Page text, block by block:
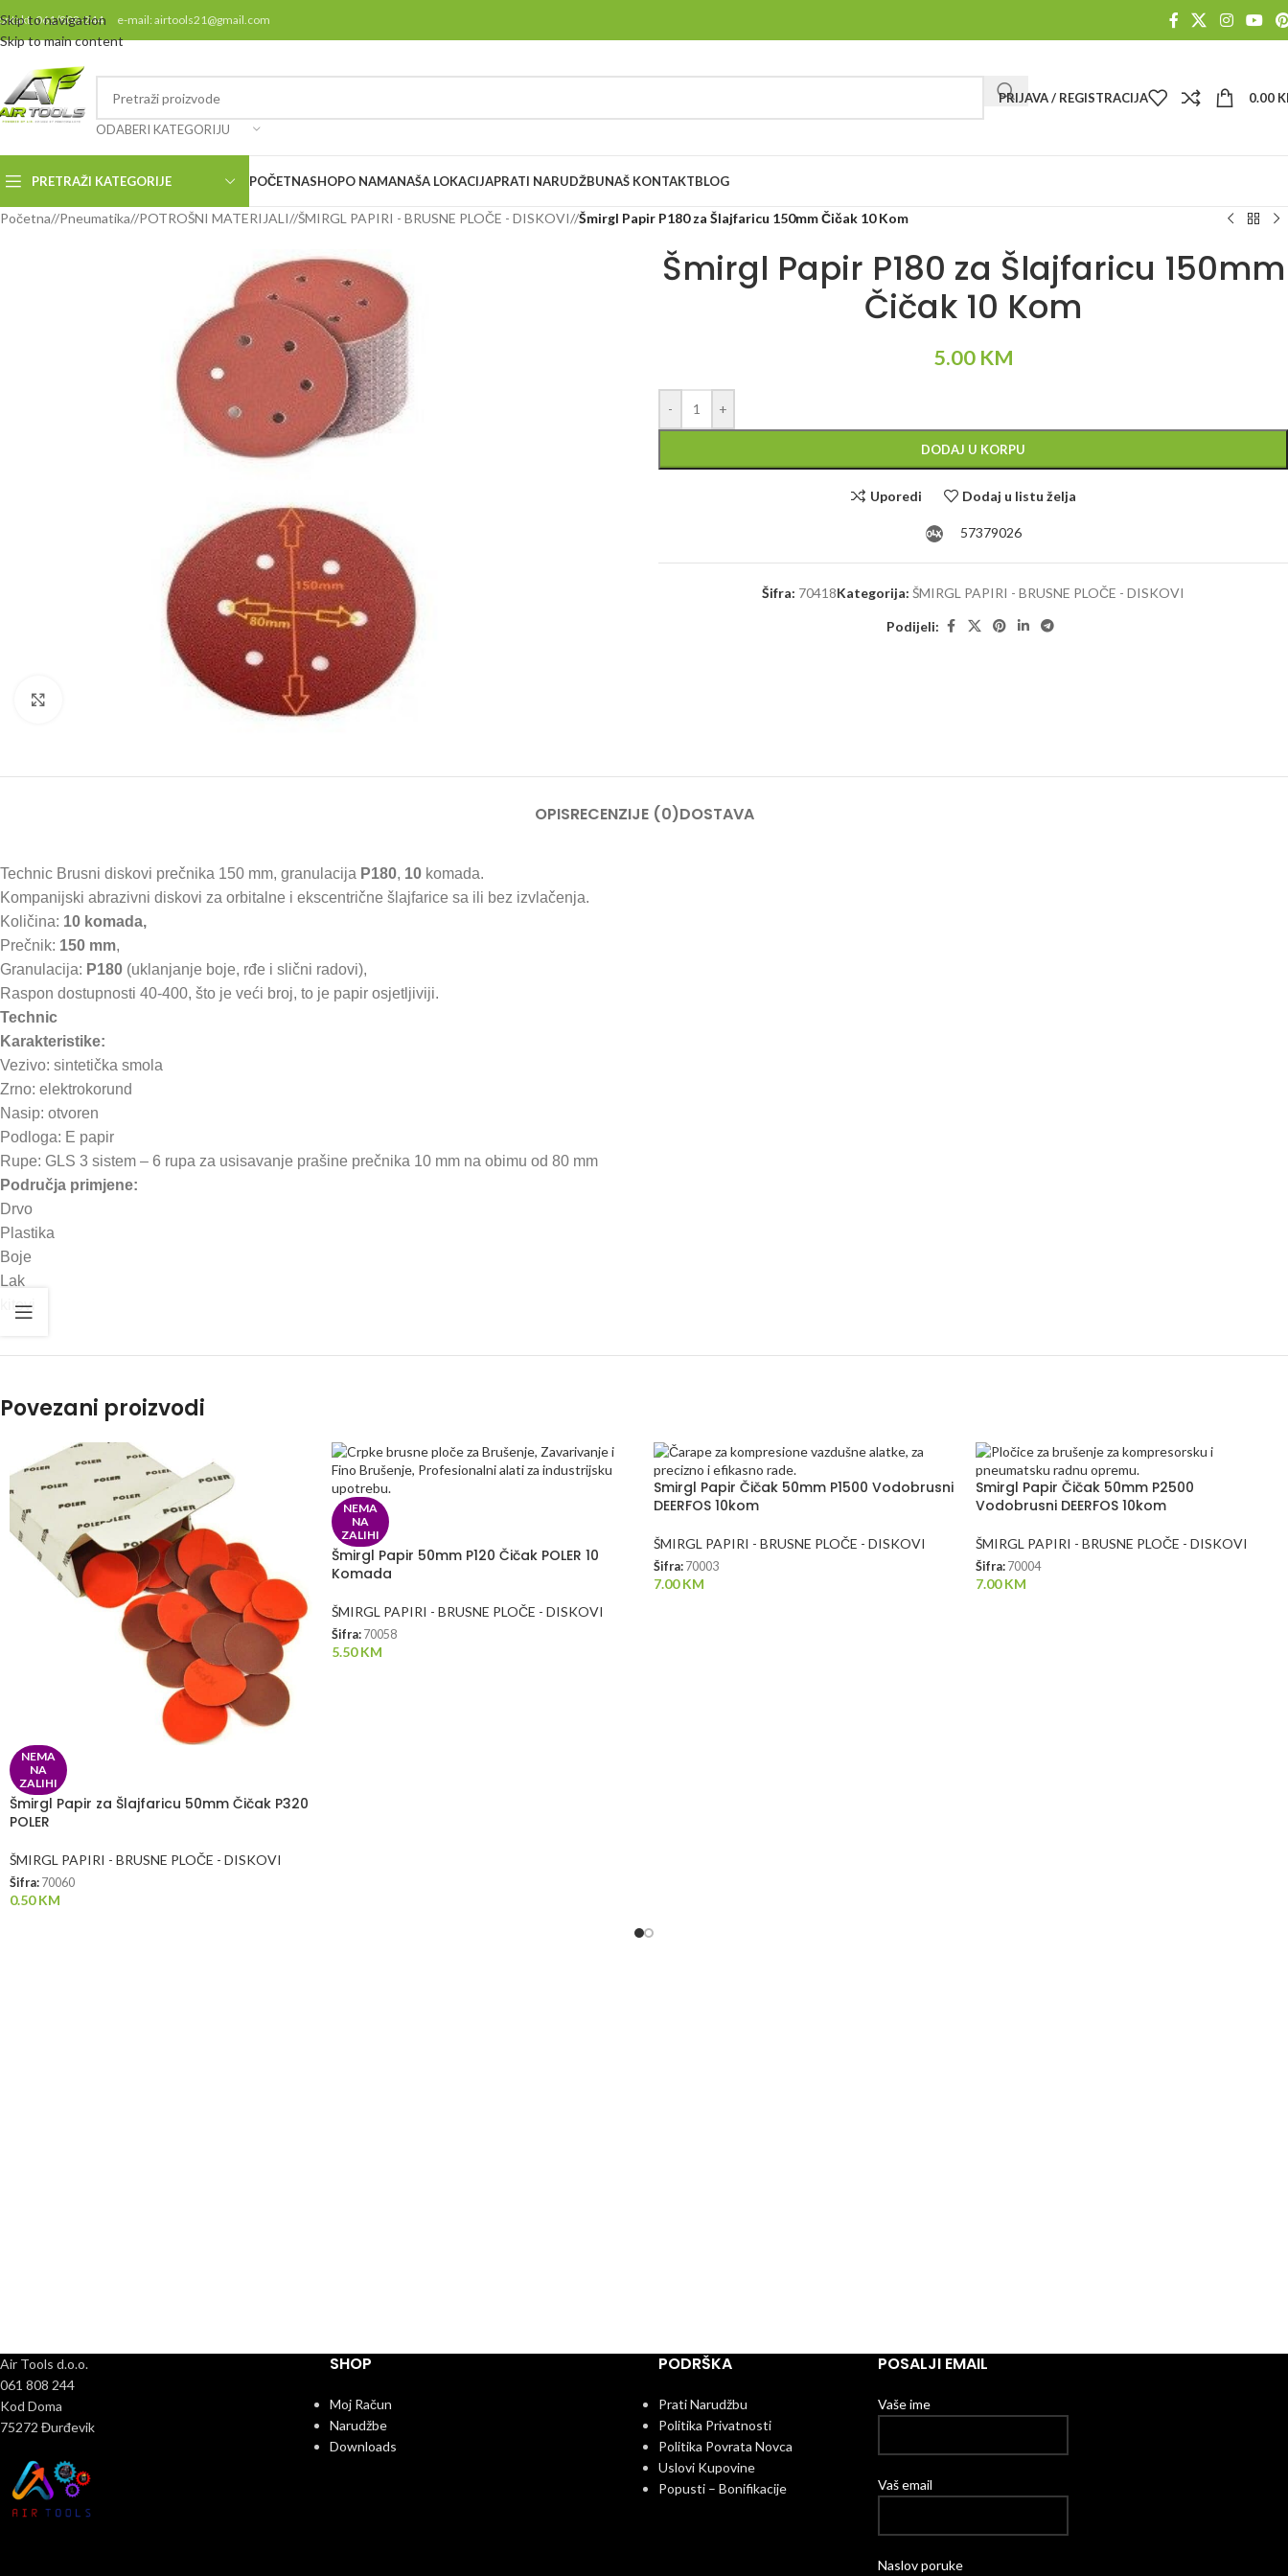
Skip to navigation
Skip to main content
061/808-244 e-mail: airtools21@gmail.com
ODABERI KATEGORIJU
PRIJAVA / REGISTRACIJA 0.00
PRETRAŽI KATEGORIJE POČETNASHOPO NAMANAŠA LOKACIJAPRATI NARUDŽBUNAŠ KONTAKTBLOG
Početna/ Pneumatika/ POTROŠNI MATERIJALI/ ŠMIRGL PAPIRI - BRUSNE PLOČE - DISKOVI/ Šmirgl Papir P180 za Šlajfaricu 150mm Čičak 10 Kom
Šmirgl Papir P180 za Šlajfaricu 150mm
Čičak 10 Kom
5.00 KM
- +
DODAJ U KORPU
Uporedi Dodaj u listu želja
57379026
Šifra: 70418Kategorija: ŠMIRGL PAPIRI - BRUSNE PLOČE - DISKOVI
Podijeli:
OPISRECENZIJE (0)DOSTAVA
Technic Brusni diskovi prečnika 150 mm, granulacija P180, 10 komada.
Kompanijski abrazivni diskovi za orbitalne i ekscentrične šlajfarice sa ili bez izvlačenja.
Količina: 10 komada,
Prečnik: 150 mm,
Granulacija: P180 (uklanjanje boje, rđe i slični radovi),
Raspon dostupnosti 40-400, što je veći broj, to je papir osjetljiviji.
Technic
Karakteristike:
Vezivo: sintetička smola
Zrno: elektrokorund
Nasip: otvoren
Podloga: E papir
Rupe: GLS 3 sistem – 6 rupa za usisavanje prašine prečnika 10 mm na obimu od 80 mm
Područja primjene:
Drvo
Plastika
Boje
Lak
kitovi
Povezani proizvodi
NEMA
NA
ZALIHI
Šmirgl Papir za Šlajfaricu 50mm Čičak P320
POLER
ŠMIRGL PAPIRI - BRUSNE PLOČE - DISKOVI
Šifra: 70060
0.50KM
NEMA
NA
ZALIHI
Šmirgl Papir 50mm P120 Čičak POLER 10
Komada
ŠMIRGL PAPIRI - BRUSNE PLOČE - DISKOVI
Šifra: 70058
5.50KM
Smirgl Papir Čičak 50mm P1500 Vodobrusni
DEERFOS 10kom
ŠMIRGL PAPIRI - BRUSNE PLOČE - DISKOVI
Šifra: 70003
7.00KM
Smirgl Papir Čičak 50mm P2500
Vodobrusni DEERFOS 10kom
ŠMIRGL PAPIRI - BRUSNE PLOČE - DISKOVI
Šifra: 70004
7.00KM
Air Tools d.o.o.
061 808 244
Kod Doma
75272 Đurđevik
SHOP
Moj Račun
Narudžbe
Downloads
PODRŠKA
Prati Narudžbu
Politika Privatnosti
Politika Povrata Novca
Uslovi Kupovine
Popusti – Bonifikacije
POSALJI EMAIL
Vaše ime
Vaš email
Naslov poruke